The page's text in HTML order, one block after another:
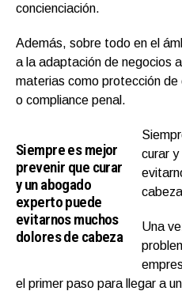
concienciación.
Además, sobre todo en el
a la adaptación de negocios
materias como protección
o compliance penal.
Siempre es mejor
prevenir que curar
y un abogado
experto puede
evitarnos muchos
dolores de cabeza
curar
Una
el primer paso para llegar a